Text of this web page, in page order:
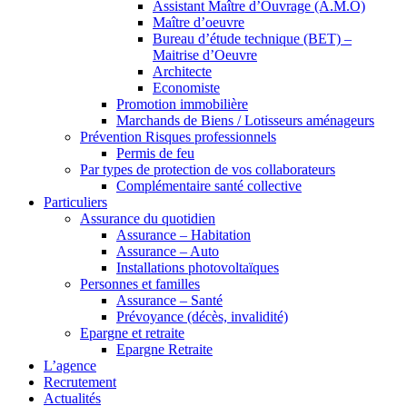
Assistant Maître d’Ouvrage (A.M.O)
Maître d’oeuvre
Bureau d’étude technique (BET) –
Maitrise d’Oeuvre
Architecte
Economiste
Promotion immobilière
Marchands de Biens / Lotisseurs aménageurs
Prévention Risques professionnels
Permis de feu
Par types de protection de vos collaborateurs
Complémentaire santé collective
Particuliers
Assurance du quotidien
Assurance – Habitation
Assurance – Auto
Installations photovoltaïques
Personnes et familles
Assurance – Santé
Prévoyance (décès, invalidité)
Epargne et retraite
Epargne Retraite
L’agence
Recrutement
Actualités